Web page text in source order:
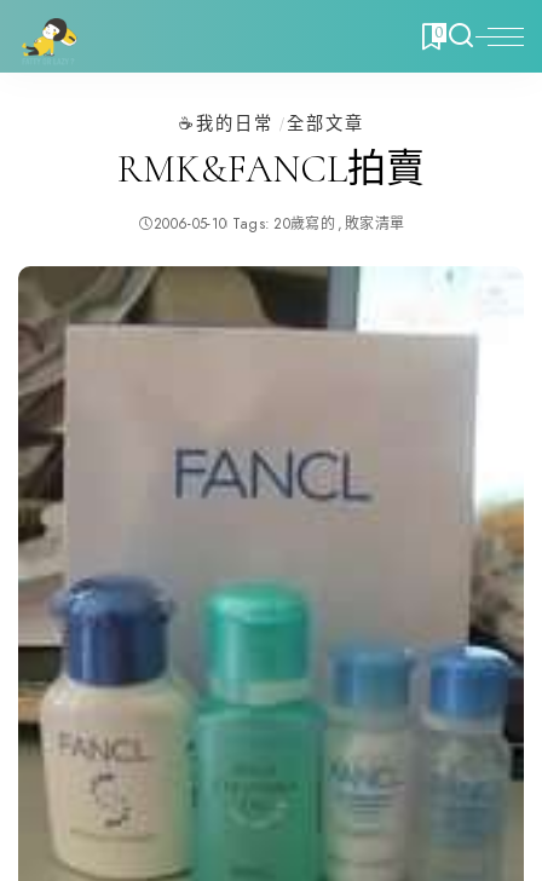
0
☕️我的日常 全部文章
RMK&FANCL拍賣
2006-05-10 Tags: 20歲寫的 敗家清單